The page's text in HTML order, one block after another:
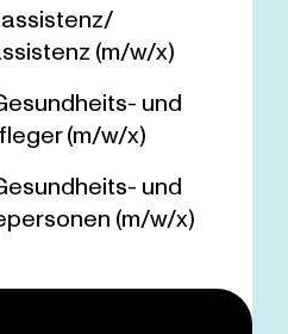
(m/w/x)
und
(m/w/x)
und
(m/w/x)